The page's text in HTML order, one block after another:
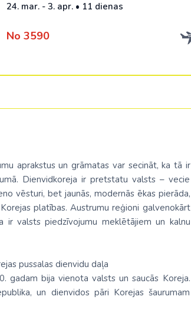
24. mar. - 3. apr. • 11 dienas
No 3590
aprakstus un grāmatas var secināt, ka tā ir
Dienvidkoreja ir pretstatu valsts – vecie
vēsturi, bet jaunās, modernās ēkas pierāda,
platības. Austrumu reģioni galvenokārt
ir valsts piedzīvojumu meklētājiem un kalnu
pussalas dienvidu daļa
gadam bija vienota valsts un saucās Koreja.
un dienvidos pāri Korejas šaurumam